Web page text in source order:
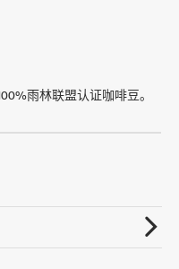
雨林联盟认证咖啡豆。
